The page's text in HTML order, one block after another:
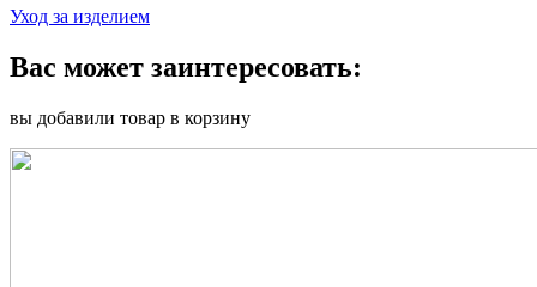
Уход за изделием
Вас может заинтересовать:
вы добавили товар в корзину